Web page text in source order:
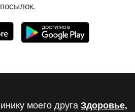
моего друга Здоровье,